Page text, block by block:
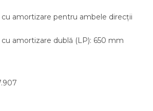
cu amortizare pentru ambele direcții
amortizare dublă (LP): 650 mm